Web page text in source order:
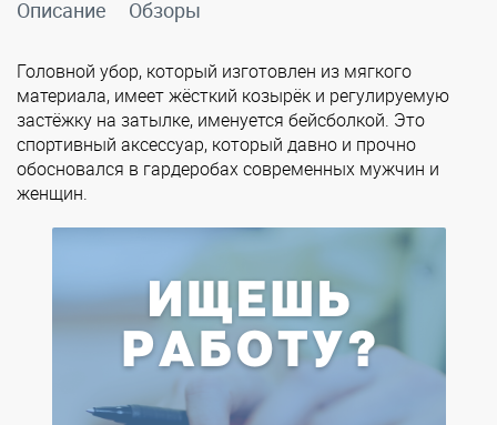
Описание Обзоры
Головной убор, который изготовлен из мягкого
материала, имеет жёсткий козырёк и регулируемую
застёжку на затылке, именуется бейсболкой. Это
спортивный аксессуар, который давно и прочно
обосновался в гардеробах современных мужчин и
женщин.